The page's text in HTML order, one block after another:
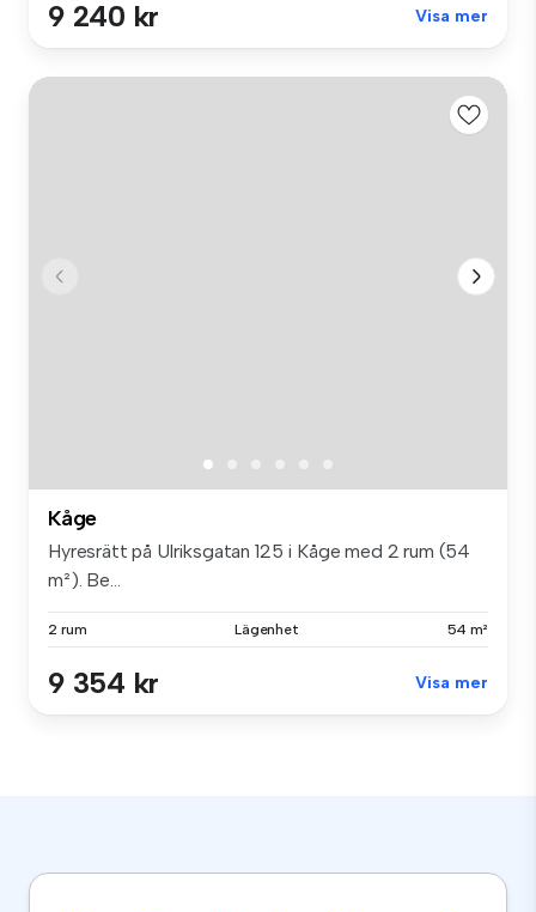
9 240 kr Visa mer
Kåge
Hyresrätt på Ulriksgatan 125 i Kåge med 2 rum (54
m²). Be...
2 rum Lägenhet 54 m²
9 354 kr Visa mer